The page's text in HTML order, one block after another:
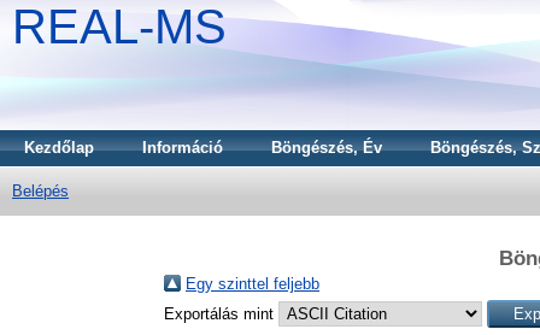
REAL-MS
Kezdőlap Információ Böngészés, Év Böngészés,
Belépés
Egy szinttel feljebb
Exportálás mint